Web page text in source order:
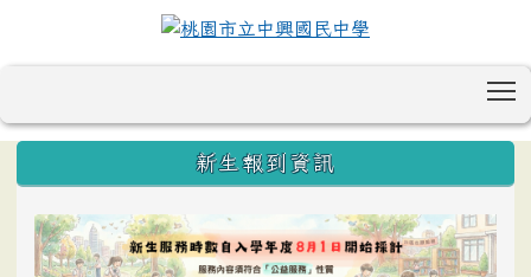
:::
新生報到資訊